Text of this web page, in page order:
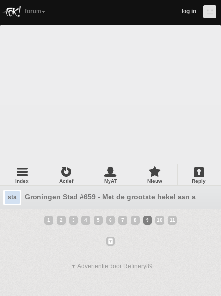
forum log in
Index Actief MyAT Nieuw Reply
sta Groningen Stad #659 - Met de grootste hekel aan
1 2 3 4 5 6 7 8 9 10 11
▼ Advertentie door Refinery89